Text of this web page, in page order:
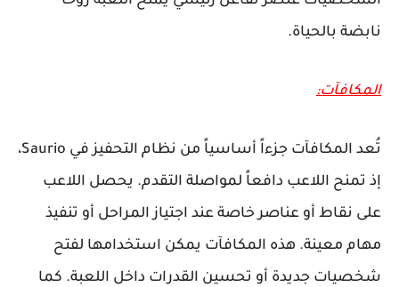
نابضة بالحياة.
المكافآت:
تُعد المكافآت جزءاً أساسياً من نظام التحفيز في Saurio،
إذ تمنح اللاعب دافعاً لمواصلة التقدم. يحصل اللاعب
على نقاط أو عناصر خاصة عند اجتياز المراحل أو تنفيذ
مهام معينة. هذه المكافآت يمكن استخدامها لفتح
شخصيات جديدة أو تحسين القدرات داخل اللعبة. كما